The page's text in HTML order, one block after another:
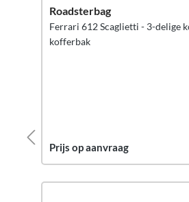
Roadsterbag
Ferrari 612 Scaglietti - 3-delige
kofferbak
Prijs op aanvraag